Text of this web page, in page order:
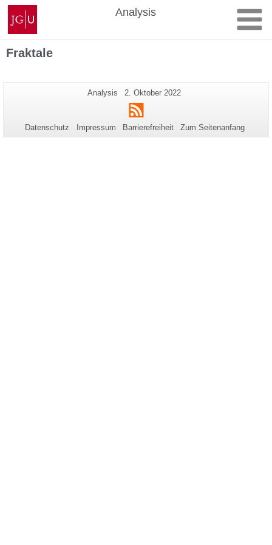
Zum
Inhalt
springen
Johannes
Gutenberg-
Universität
Mainz
Analysis
Fraktale
Zusätzliche
Informationen
zu
dieser
Seiten-
Analysis
Letzte
Aktualisierung:
2. Oktober 2022
RSS
Datenschutz Impressum Barrierefreiheit Zum Seitenanfang